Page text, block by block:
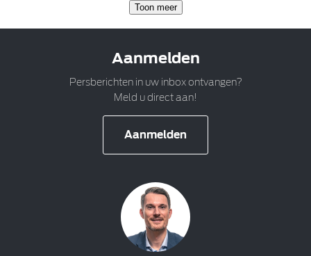
Toon meer
Aanmelden
Persberichten in uw inbox ontvangen?
Meld u direct aan!
Aanmelden